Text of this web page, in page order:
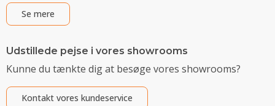
Se mere
Udstillede pejse i vores showrooms
Kunne du tænkte dig at besøge vores showrooms?
Kontakt vores kundeservice